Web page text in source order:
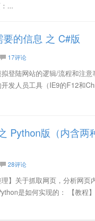
...
要的信息 之 C#版
17评论
登陆网站的逻辑/流程和注
发人员工具（IE9的F12和
Python版（内含两
28评论
】关于抓取网页，分析网页
是如何实现的： 【教程